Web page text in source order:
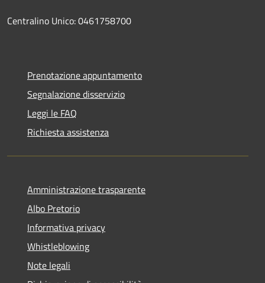
Centralino Unico: 0461758700
Prenotazione appuntamento
Segnalazione disservizio
Leggi le FAQ
Richiesta assistenza
Amministrazione trasparente
Albo Pretorio
Informativa privacy
Whistleblowing
Note legali